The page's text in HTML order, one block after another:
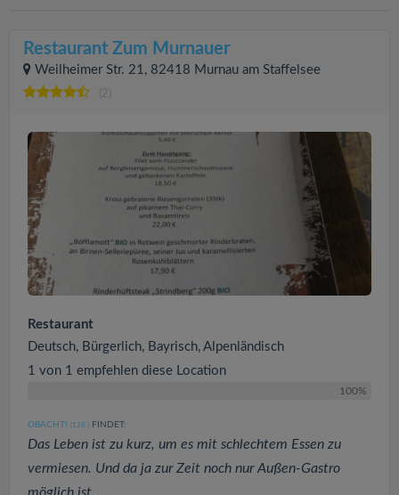
Restaurant Zum Murnauer
Weilheimer Str. 21, 82418 Murnau am Staffelsee
(2)
Restaurant
Deutsch, Bürgerlich, Bayrisch, Alpenländisch
1 von 1 empfehlen diese Location
100%
OBACHT! (128 ) FINDET:
Das Leben ist zu kurz, um es mit schlechtem Essen zu
vermiesen. Und da ja zur Zeit noch nur Außen-Gastro